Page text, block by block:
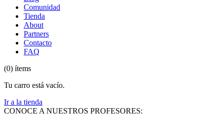
Comunidad
Tienda
About
Partners
Contacto
FAQ
(0) ítems
Tu carro está vacío.
Ir a la tienda
CONOCE A NUESTROS PROFESORES: